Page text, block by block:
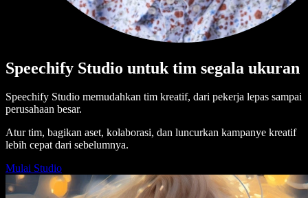
Speechify Studio untuk tim segala ukuran
Speechify Studio memudahkan tim kreatif, dari pekerja lepas sampai
perusahaan besar.
Atur tim, bagikan aset, kolaborasi, dan luncurkan kampanye kreatif
lebih cepat dari sebelumnya.
Mulai Studio